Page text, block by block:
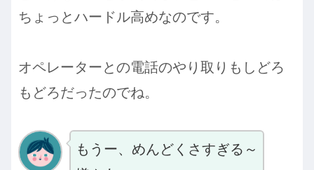
ちょっとハードル高めなのです。
オペレーターとの電話のやり取りもしどろ
もどろだったのでね。
もうー、めんどくさすぎる～